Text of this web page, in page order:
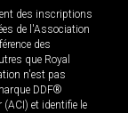
des inscriptions
de l'Association
des
que Royal
n'est pas
DDF®
et identifie le